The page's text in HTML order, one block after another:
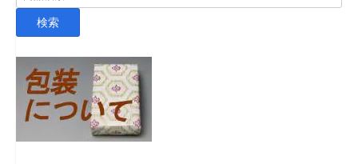
索
検索